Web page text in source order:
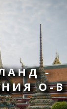
-
О-В